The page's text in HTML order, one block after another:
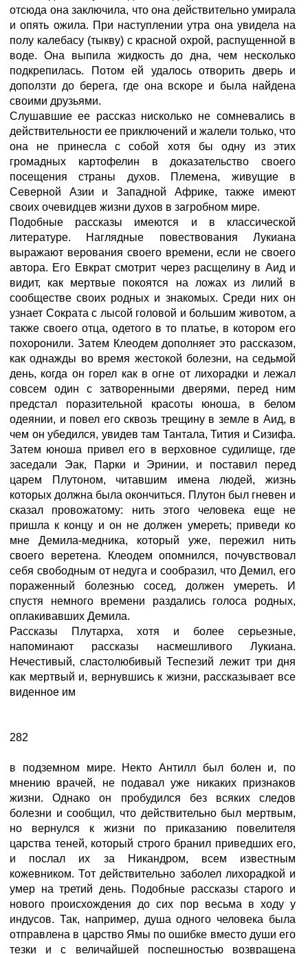
отсюда она заключила, что она действительно умирала
и опять ожила. При наступлении утра она увидела на
полу калебасу (тыкву) с красной охрой, распущенной в
воде. Она выпила жидкость до дна, чем несколько
подкрепилась. Потом ей удалось отворить дверь и
доползти до берега, где она вскоре и была найдена
своими друзьями.
Слушавшие ее рассказ нисколько не сомневались в
действительности ее приключений и жалели только, что
она не принесла с собой хотя бы одну из этих
громадных картофелин в доказательство своего
посещения страны духов. Племена, живущие в
Северной Азии и Западной Африке, также имеют
своих очевидцев жизни духов в загробном мире.
Подобные рассказы имеются и в классической
литературе. Наглядные повествования Лукиана
выражают верования своего времени, если не своего
автора. Его Евкрат смотрит через расщелину в Аид и
видит, как мертвые покоятся на ложах из лилий в
сообществе своих родных и знакомых. Среди них он
узнает Сократа с лысой головой и большим животом, а
также своего отца, одетого в то платье, в котором его
похоронили. Затем Клеодем дополняет это рассказом,
как однажды во время жестокой болезни, на седьмой
день, когда он горел как в огне от лихорадки и лежал
совсем один с затворенными дверями, перед ним
предстал поразительной красоты юноша, в белом
одеянии, и повел его сквозь трещину в земле в Аид, в
чем он убедился, увидев там Тантала, Тития и Сизифа.
Затем юноша привел его в верховное судилище, где
заседали Эак, Парки и Эринии, и поставил перед
царем Плутоном, читавшим имена людей, жизнь
которых должна была окончиться. Плутон был гневен и
сказал провожатому: нить этого человека еще не
пришла к концу и он не должен умереть; приведи ко
мне Демила-медника, который уже, пережил нить
своего веретена. Клеодем опомнился, почувствовал
себя свободным от недуга и сообразил, что Демил, его
пораженный болезнью сосед, должен умереть. И
спустя немного времени раздались голоса родных,
оплакивавших Демила.
Рассказы Плутарха, хотя и более серьезные,
напоминают рассказы насмешливого Лукиана.
Нечестивый, сластолюбивый Теспезий лежит три дня
как мертвый и, вернувшись к жизни, рассказывает все
виденное им
282
в подземном мире. Некто Антилл был болен и, по
мнению врачей, не подавал уже никаких признаков
жизни. Однако он пробудился без всяких следов
болезни и сообщил, что действительно был мертвым,
но вернулся к жизни по приказанию повелителя
царства теней, который строго бранил приведших его,
и послал их за Никандром, всем известным
кожевником. Тот действительно заболел лихорадкой и
умер на третий день. Подобные рассказы старого и
нового происхождения до сих пор весьма в ходу у
индусов. Так, например, душа одного человека была
отправлена в царство Ямы по ошибке вместо души его
тезки и с величайшей поспешностью возвращена